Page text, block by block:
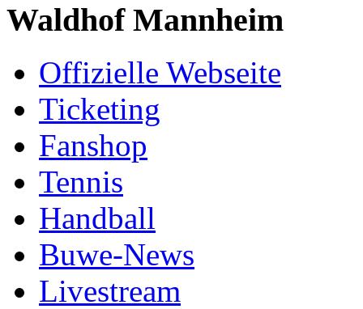
Waldhof Mannheim
Offizielle Webseite
Ticketing
Fanshop
Tennis
Handball
Buwe-News
Livestream